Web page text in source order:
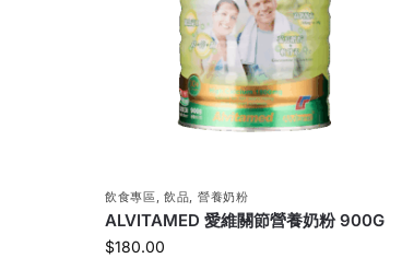
飲食專區,飲品, 營養奶粉
ALVITAMED 愛維關節營養奶粉 900G
$180.00